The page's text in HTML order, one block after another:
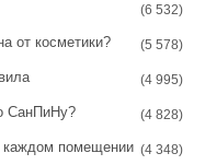
(6 532)
от косметики? (5 578)
(4 995)
СанПиНу? (4 828)
каждом помещении (4 348)